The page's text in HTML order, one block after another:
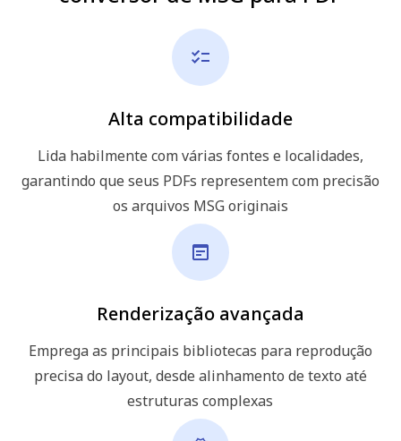
Alta compatibilidade
Lida habilmente com várias fontes e localidades,
garantindo que seus PDFs representem com precisão
os arquivos MSG originais
Renderização avançada
Emprega as principais bibliotecas para reprodução
precisa do layout, desde alinhamento de texto até
estruturas complexas